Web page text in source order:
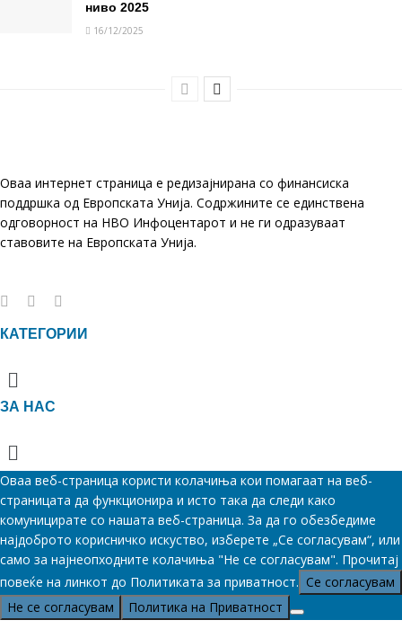
ниво 2025
16/12/2025
Оваа интернет страница е редизајнирана со финансиска
поддршка од Европската Унија. Содржините се единствена
одговорност на НВО Инфоцентарот и не ги одразуваат
ставовите на Европската Унија.
КАТЕГОРИИ
Menu
ЗА НАС
Menu
Оваа веб-страница користи колачиња кои помагаат на веб-
страницата да функционира и исто така да следи како
комуницирате со нашата веб-страница. За да го обезбедиме
најдоброто корисничко искуство, изберете „Се согласувам“, или
само за најнеопходните колачиња "Не се согласувам". Прочитај
повеќе на линкот до Политиката за приватност. Се согласувам
Не се согласувам
Политика на Приватност